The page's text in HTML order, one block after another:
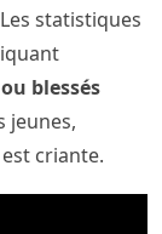
statistiques
blessés
jeunes,
criante.